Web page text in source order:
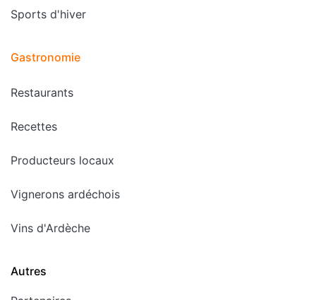
Sports d'hiver
Gastronomie
Restaurants
Recettes
Producteurs locaux
Vignerons ardéchois
Vins d'Ardèche
Autres